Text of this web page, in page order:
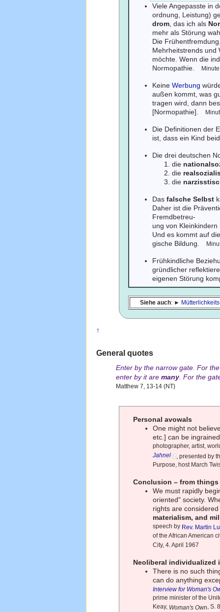
Viele Angepasste in
ordnung, Leistung)
drom , das ich als
mehr als Störung
Die
Mehrheitstrends und
möchte. Wenn die
Normopathie.
KeineWerbung
außen kommt, was
tragen wird, dann
[Normopathie].
Die Definitionen der
ist, dass ein Kind
Die drei deutschen
die
die
die
Dasfalsche Selbst
Daher ist die
Fremdbetreu-
ung von
Und es kommt auf
gische Bildung.
Frühkindliche
gründlicher
eigenen Störung
Siehe auch: ►
↑
General quotes
Enter by the narrow gate. For
enter by it are many. For the
Matthew 7, 13-14 (NT)
Personal avowals
One might not
etc.] can be
photographer, artist,
Jahnel
, presented by
Purpose, host March
Conclusion – from
We must rapidly
oriented" society.
rights are
materialism, and
speech by Rev. Martin
of the African American
City, 4. April 1967
Neoliberal individualized
There is no such
can do anything
Interview for Woman's
prime minister of the
Keay, Woman's Own, S.